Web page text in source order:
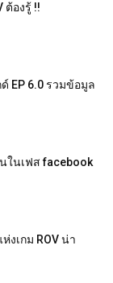
ต้องรู้ !!
EP 6.0 รวมข้อมูล
ในเฟส facebook
งเกม ROV น่า